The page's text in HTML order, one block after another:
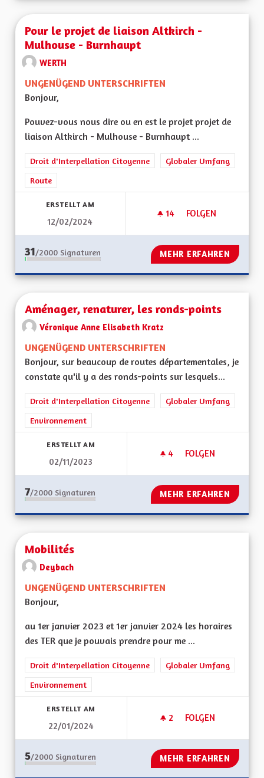
Pour le projet de liaison Altkirch -
Mulhouse - Burnhaupt
WERTH
UNGENÜGEND UNTERSCHRIFTEN
Bonjour,
Pouvez-vous nous dire ou en est le projet projet de
liaison Altkirch - Mulhouse - Burnhaupt ...
Droit d'Interpellation Citoyenne
Globaler Umfang
Route
ERSTELLT AM
12/02/2024
14 14 FOLLOWER
FOLGEN
POUR LE PROJET
31/2000 Signaturen MEHR ERFAHREN
Aménager, renaturer, les ronds-points
Véronique Anne Elisabeth Kratz
UNGENÜGEND UNTERSCHRIFTEN
Bonjour, sur beaucoup de routes départementales, je
constate qu'il y a des ronds-points sur lesquels...
Droit d'Interpellation Citoyenne
Globaler Umfang
Environnement
ERSTELLT AM
02/11/2023
4 4 FOLLOWER
FOLGEN
AMÉNAGER,
7/2000 Signaturen MEHR ERFAHREN
Mobilités
Deybach
UNGENÜGEND UNTERSCHRIFTEN
Bonjour,
au 1er janvier 2023 et 1er janvier 2024 les horaires
des TER que je pouvais prendre pour me ...
Droit d'Interpellation Citoyenne
Globaler Umfang
Environnement
ERSTELLT AM
22/01/2024
2 2 FOLLOWER
FOLGEN
MOBILITÉS
5/2000 Signaturen MEHR ERFAHREN